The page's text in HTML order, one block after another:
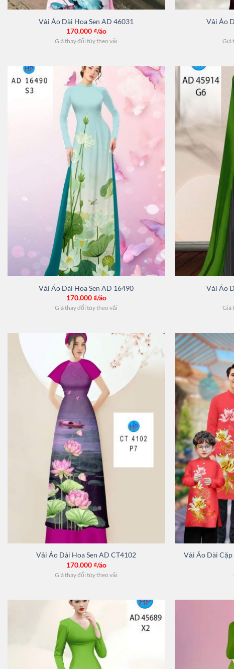
Vải Áo Dài Hoa Sen AD 46031
170.000₫/áo
Giá thay đổi tùy theo vải
Vải Áo
Giá
Vải Áo Dài Hoa Sen AD 16490
170.000₫/áo
Giá thay đổi tùy theo vải
Vải Áo
Giá
Vải Áo Dài Hoa Sen AD CT4102
170.000₫/áo
Giá thay đổi tùy theo vải
Vải Áo Dài